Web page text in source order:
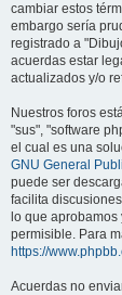
cambiar estos
embargo sería
registrado a
acuerdas estar
actualizados y/o
Nuestros foros
"sus", "software
el cual es una
GNU General
puede ser
facilita
lo que
permisible. Para
https://
Acuerdas no